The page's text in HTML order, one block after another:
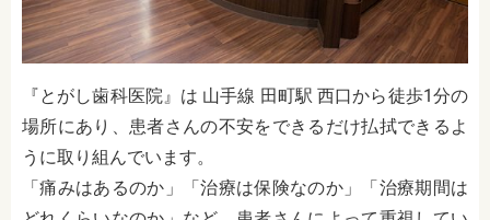
『とがし歯科医院』は 山手線 田町駅 西口から徒歩1分の
場所にあり、 患者さんの不安をできるだけ払拭できるよ
うに取り組んでいます。
「痛みはあるのか」「治療は保険なのか」「治療期間は